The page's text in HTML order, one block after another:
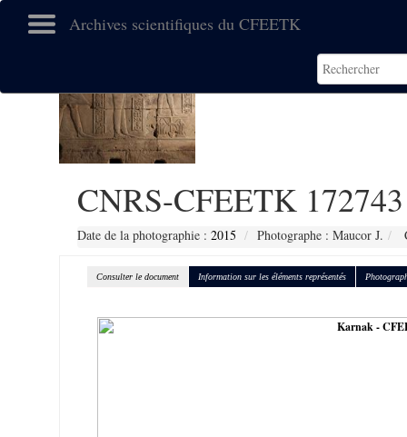
Archives scientifiques du CFEETK
CNRS-CFEETK 172743
Date de la photographie : 2015 Photographe : Maucor J.
Consulter le document Information sur les éléments représentés